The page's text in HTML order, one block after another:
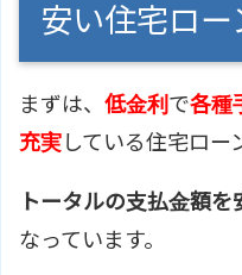
安い住宅ロ
まずは、 低金利 で各種
充実している住宅ロー
トータルの支払金額
なっています。